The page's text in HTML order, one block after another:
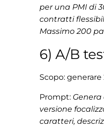
per una PMI di
contratti
Massimo 200
6) A/B
Scopo:
Prompt:
versione
caratteri,